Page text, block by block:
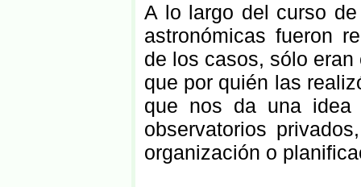
A lo largo del curso
astronómicas fueron
de los casos, sólo
que por quién las
que nos da una idea
observatorios
organización o